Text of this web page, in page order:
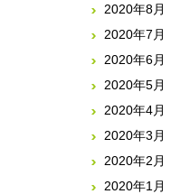
2020年8月
2020年7月
2020年6月
2020年5月
2020年4月
2020年3月
2020年2月
2020年1月